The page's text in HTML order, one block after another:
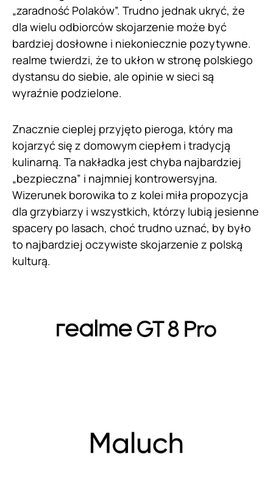
„zaradność Polaków”. Trudno jednak ukryć, że
dla wielu odbiorców skojarzenie może być
bardziej dosłowne i niekoniecznie pozytywne.
realme twierdzi, że to ukłon w stronę polskiego
dystansu do siebie, ale opinie w sieci są
wyraźnie podzielone.
Znacznie cieplej przyjęto pieroga, który ma
kojarzyć się z domowym ciepłem i tradycją
kulinarną. Ta nakładka jest chyba najbardziej
„bezpieczna” i najmniej kontrowersyjna.
Wizerunek borowika to z kolei miła propozycja
dla grzybiarzy i wszystkich, którzy lubią jesienne
spacery po lasach, choć trudno uznać, by było
to najbardziej oczywiste skojarzenie z polską
kulturą.